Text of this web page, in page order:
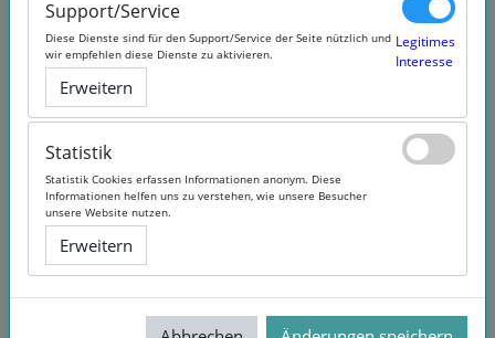
Juristisches Baumanagement
Prof. Dr. jur. Hans-
Support/Service
Diese Dienste sind für den Support/Service der Seite nützlich und
wir empfehlen diese Dienste zu aktivieren.
Legitimes
Interesse
Erweitern
Statistik
Statistik Cookies erfassen Informationen anonym. Diese
Informationen helfen uns zu verstehen, wie unsere Besucher
unsere Website nutzen.
Erweitern
Support/Service
Diese Dienste sind für den Support/Service der Seite nützlich und
wir empfehlen diese Dienste zu aktivieren.
Legitimes
Interesse
Erweitern
Statistik
Statistik Cookies erfassen Informationen anonym. Diese
Informationen helfen uns zu verstehen, wie unsere Besucher
unsere Website nutzen.
Erweitern